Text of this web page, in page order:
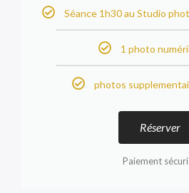
Séance 1h30 au Studio
1 photo
photos
Réserver
Paiement